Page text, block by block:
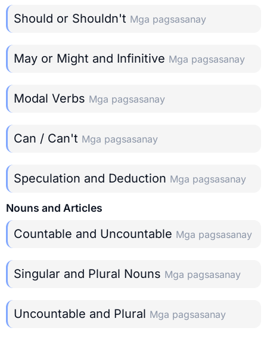
Should or Shouldn't Mga pagsasanay
May or Might and Infinitive Mga pagsasanay
Modal Verbs Mga pagsasanay
Can / Can't Mga pagsasanay
Speculation and Deduction Mga pagsasanay
Nouns and Articles
Countable and Uncountable Mga pagsasanay
Singular and Plural Nouns Mga pagsasanay
Uncountable and Plural Mga pagsasanay